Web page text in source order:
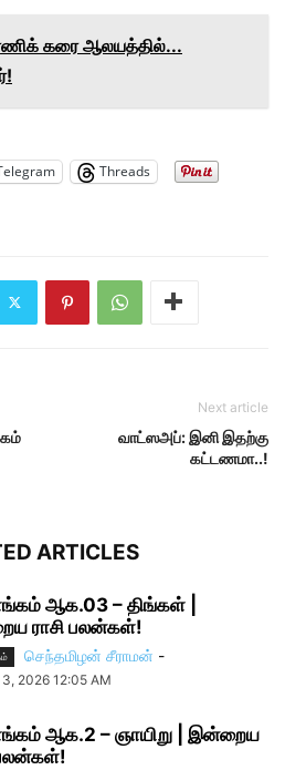
கரை ஆலயத்தில்...
Threads
Next article
வாட்ஸஅப்: இனி இதற்கு
கட்டணமா..!
ARTICLES
ஆக.03 – திங்கள் |
ராசி பலன்கள்!
செந்தமிழன் சீராமன் -
2026 12:05 AM
ஆக.2 – ஞாயிறு | இன்றைய